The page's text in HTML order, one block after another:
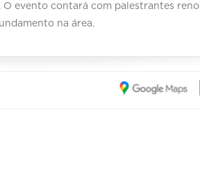
evento contará com palestrantes
na área.